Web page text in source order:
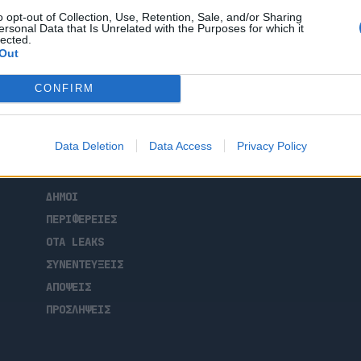
opt-out of Collection, Use, Retention, Sale, and/or Sharing
Data that Is Unrelated with the Purposes for which it
CONFIRM
Data Deletion Data Access Privacy Policy
που ο ίδιος χαρακτηρίζει ψευδές
σε σκάνδαλα σημειώνει: «Έχω πλήρη
ΡΟΗ ΕΙΔΗΣΕΩΝ
ΕΠΙΚΑΙΡΟΤΗΤΑ
ΔΗΜΟΙ
ΠΕΡΙΦΕΡΕΙΕΣ
OTA LEAKS
ΣΥΝΕΝΤΕΥΞΕΙΣ
ΑΠΟΨΕΙΣ
ΠΡΟΣΛΗΨΕΙΣ